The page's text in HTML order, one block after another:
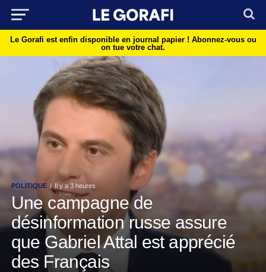
Le Gorafi est enfin disponible en journal papier ! Abonnez-vous ou
on tue votre chat.
POLITIQUE Il y a 3 heures
Une campagne de
désinformation russe assure
que Gabriel Attal est apprécié
des Français